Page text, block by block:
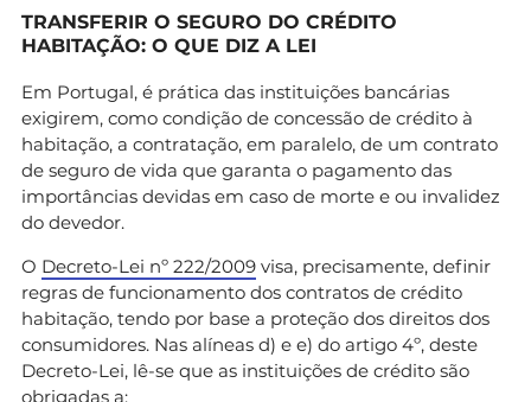
TRANSFERIR O SEGURO DO CRÉDITO
HABITAÇÃO: O QUE DIZ A LEI
Em Portugal, é prática das instituições bancárias
exigirem, como condição de concessão de crédito à
habitação, a contratação, em paralelo, de um contrato
de seguro de vida que garanta o pagamento das
importâncias devidas em caso de morte e ou invalidez
do devedor.
O Decreto-Lei nº 222/2009 visa, precisamente, definir
regras de funcionamento dos contratos de crédito
habitação, tendo por base a proteção dos direitos dos
consumidores. Nas alíneas d) e e) do artigo 4º, deste
Decreto-Lei, lê-se que as instituições de crédito são
obrigadas a: